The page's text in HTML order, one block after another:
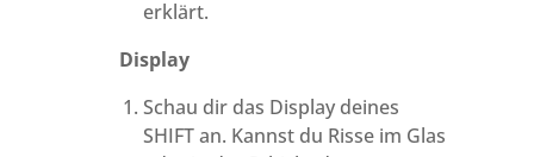
erklärt.
Display
Schau dir das Display deines
SHIFT an. Kannst du Risse im Glas